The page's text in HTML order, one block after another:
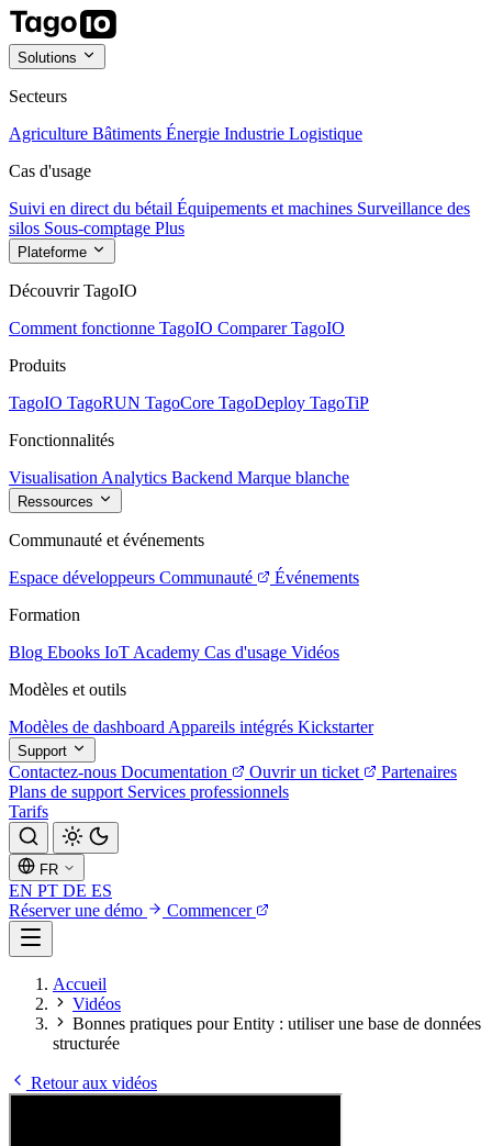
Solutions
Secteurs
Agriculture Bâtiments Énergie Industrie Logistique
Cas d'usage
Suivi en direct du bétail Équipements et machines Surveillance des
silos Sous-comptage Plus
Plateforme
Découvrir TagoIO
Comment fonctionne TagoIO Comparer TagoIO
Produits
TagoIO TagoRUN TagoCore TagoDeploy TagoTiP
Fonctionnalités
Visualisation Analytics Backend Marque blanche
Ressources
Communauté et événements
Espace développeurs Communauté
Événements
Formation
Blog Ebooks IoT Academy Cas d'usage Vidéos
Modèles et outils
Modèles de dashboard Appareils intégrés Kickstarter
Support
Contactez-nous Documentation Ouvrir un ticket
Partenaires
Plans de support Services professionnels
Tarifs
FR
EN PT DE ES
Réserver une démo
Commencer
Accueil
Vidéos
Bonnes pratiques pour Entity : utiliser une base de données
structurée
Retour aux vidéos